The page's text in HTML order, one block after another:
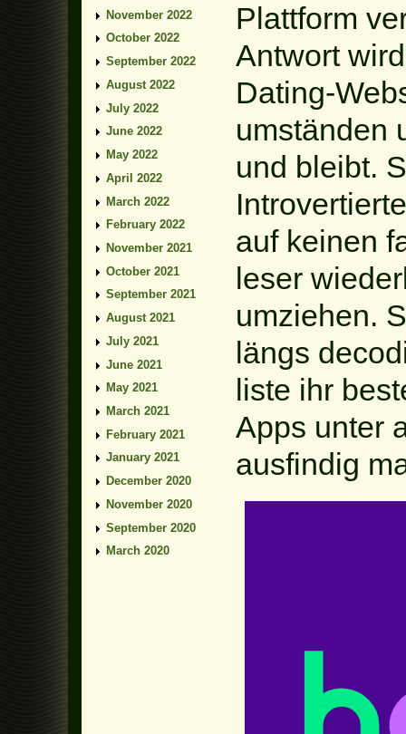
Plattform
Antwort
Dating-
umständen
und bleibt.
auf keinen
leser
umziehen.
längs
liste ihr
Apps unter
ausfindig
November 2022
October 2022
September 2022
August 2022
July 2022
June 2022
May 2022
April 2022
March 2022
February 2022
November 2021
October 2021
September 2021
August 2021
July 2021
June 2021
May 2021
March 2021
February 2021
January 2021
December 2020
November 2020
September 2020
March 2020